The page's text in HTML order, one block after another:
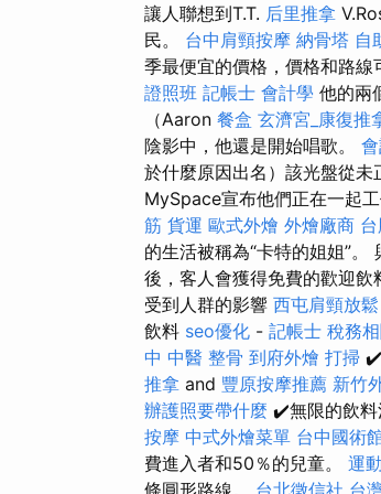
讓人聯想到T.T. 后里推拿
民。 台中肩頸按摩 納骨塔 自
季最便宜的價格，價格和路線
證照班 記帳士 會計學 他的兩
（Aaron 餐盒 玄濟宮_康復推
陰影中，他還是開始唱歌。
於什麼原因出名）該光盤從未
MySpace宣布他們正在一起
筋 貨運 歐式外燴 外燴廠商
的生活被稱為“卡特的姐姐”
後，客人會獲得免費的歡迎
受到人群的影響 西屯肩頸放鬆
飲料 seo優化 - 記帳士 稅務
中 中醫 整骨 到府外燴 打掃 ✔️
推拿 and 豐原按摩推薦 新竹
辦護照要帶什麼 ✔️無限的飲料
按摩 中式外燴菜單 台中國術
費進入者和50％的兒童。 運
條圓形路線。 台北徵信社 台